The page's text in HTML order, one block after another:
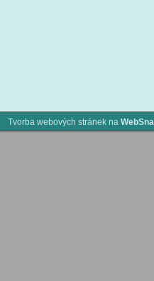
Tvorba webových stránek na